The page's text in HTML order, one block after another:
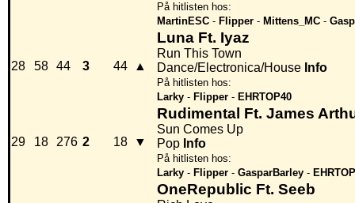
På hitlisten hos:
MartinESC - Flipper - Mittens_MC -
28 58 44 3 44 ▲
Luna Ft. Iyaz
Run This Town
Dance/Electronica/House Info
På hitlisten hos:
Larky - Flipper - EHRTOP40
29 18 276 2 18 ▼
Rudimental Ft. James
Sun Comes Up
Pop Info
På hitlisten hos:
Larky - Flipper - GasparBarley -
OneRepublic Ft. Seeb